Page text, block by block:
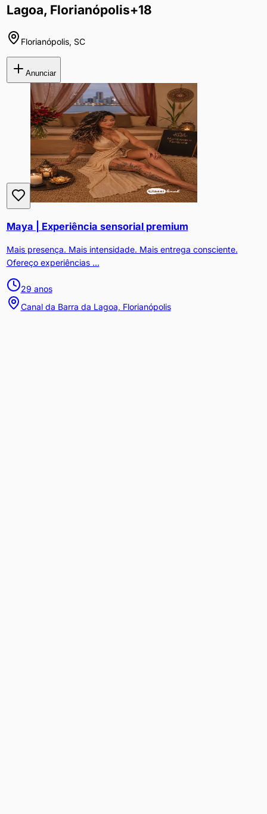
Lagoa, Florianópolis+18
Florianópolis, SC
Anunciar
Maya | Experiência sensorial premium
Mais presença. Mais intensidade. Mais entrega consciente.
Ofereço experiências ...
29 anos
Canal da Barra da Lagoa, Florianópolis